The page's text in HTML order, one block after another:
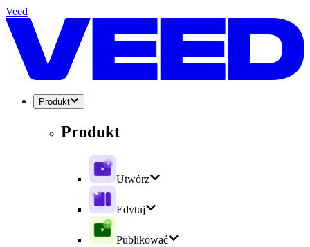
Veed
Produkt
Produkt
Utwórz
Edytuj
Publikować